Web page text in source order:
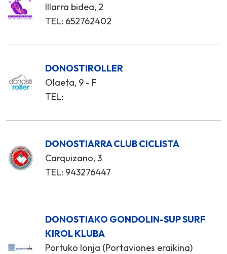
Illarra bidea, 2
TEL: 652762402
DONOSTIROLLER
Olaeta, 9 - F
TEL:
DONOSTIARRA CLUB CICLISTA
Carquizano, 3
TEL: 943276447
DONOSTIAKO GONDOLIN-SUP SURF
KIROL KLUBA
Portuko lonja (Portaviones eraikina)